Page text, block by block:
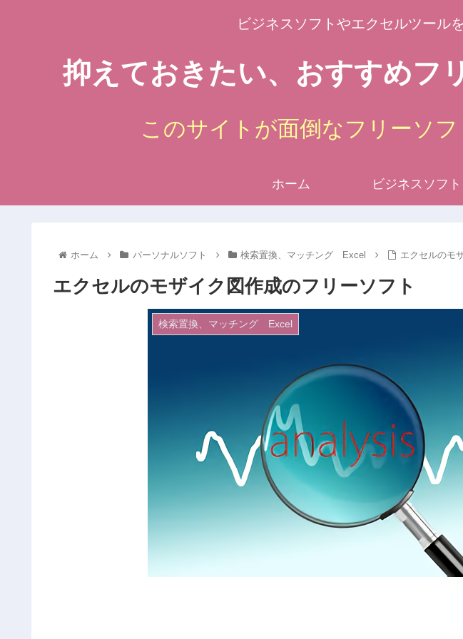
ビジネスソフトやエクセルツール
抑えておきたい、おすすめフ
このサイトが面倒なフリーソ
ホーム ビジネスソフト
ホーム パーソナルソフト 検索置換、マッチング Excel エクセルのモ
エクセルのモザイク図作成のフリーソフト
検索置換、マッチング Excel